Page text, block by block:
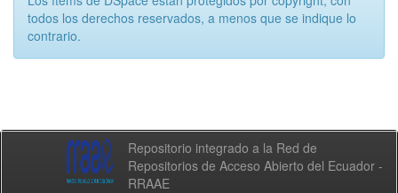
todos los derechos reservados, a menos que se indique lo
contrario.
Repositorio integrado a la Red de
Repositorios de Acceso Abierto del Ecuador -
RRAAE